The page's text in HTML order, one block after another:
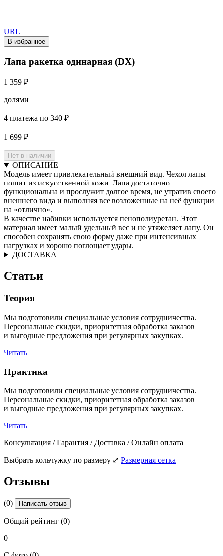
URL
В избранное
Лапа ракетка одинарная (DX)
1 359 ₽
долями
4 платежа по 340 ₽
1 699 ₽
Нет в наличии
ОПИСАНИЕ
Модель имеет привлекательный внешний вид. Чехол лапы
пошит из искусственной кожи. Лапа достаточно
функциональна и прослужит долгое время, не утратив своего
внешнего вида и выполняя все возложенные на неё функции
на «отлично».
В качестве набивки используется пенополиуретан. Этот
материал имеет малый удельный вес и не утяжеляет лапу. Он
способен сохранять свою форму даже при интенсивных
нагрузках и хорошо поглощает удары.
ДОСТАВКА
Статьи
Теория
Мы подготовили специальные условия сотрудничества.
Персональные скидки, приоритетная обработка заказов
и выгодные предложения при регулярных закупках.
Читать
Практика
Мы подготовили специальные условия сотрудничества.
Персональные скидки, приоритетная обработка заказов
и выгодные предложения при регулярных закупках.
Читать
Консультация / Гарантия / Доставка / Онлайн оплата
Выбрать кольчужку по размеру ⤢ Размерная сетка
Отзывы
(0) Написать отзыв
Общий рейтинг (0)
0